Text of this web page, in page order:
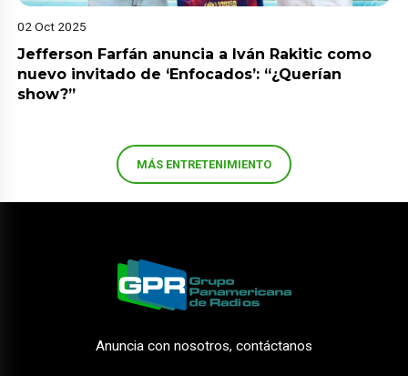
02 Oct 2025
Jefferson Farfán anuncia a Iván Rakitic como
nuevo invitado de ‘Enfocados’: “¿Querían
show?”
MÁS ENTRETENIMIENTO
Anuncia con nosotros, contáctanos